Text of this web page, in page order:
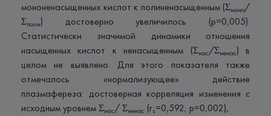
мононенасыщенных кислот к полиненасыщенным (Σмоно/
Σполи) достоверно увеличилось (р=0,005).
Статистически значимой динамики отношения
насыщенных кислот к ненасыщенным (Σнас/Σненас) в
целом не выявлено. Для этого показателя также
отмечалось «нормализующее» действие
плазмафереза: достоверная корреляция изменения с
исходным уровнем Σнас/ Σненас (rs=0,592; р=0,002),